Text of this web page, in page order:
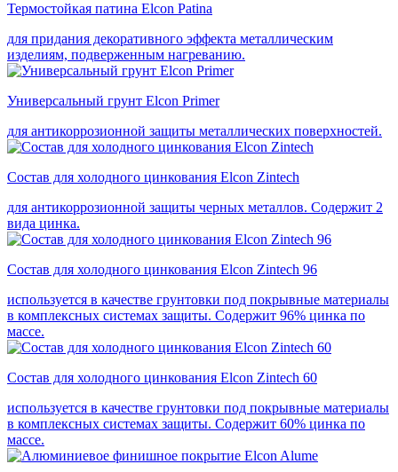
Термостойкая патина Elcon Patina
для придания декоративного эффекта металлическим
изделиям, подверженным нагреванию.
Универсальный грунт Elcon Primer
для антикоррозионной защиты металлических поверхностей.
Состав для холодного цинкования Elcon Zintech
для антикоррозионной защиты черных металлов. Содержит 2
вида цинка.
Состав для холодного цинкования Elcon Zintech 96
используется в качестве грунтовки под покрывные материалы
в комплексных системах защиты. Cодержит 96% цинка по
массе.
Состав для холодного цинкования Elcon Zintech 60
используется в качестве грунтовки под покрывные материалы
в комплексных системах защиты. Cодержит 60% цинка по
массе.